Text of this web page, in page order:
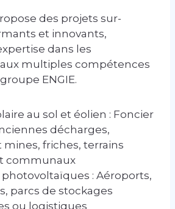
des projets sur-
et innovants,
dans les
multiples compétences
ENGIE.
au sol et éolien : Foncier
décharges,
mines, friches, terrains
communaux
: Aéroports,
parcs de stockages
ou logistiques